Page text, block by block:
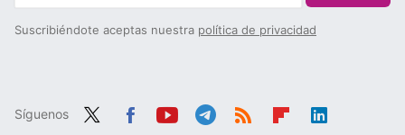
Suscribiéndote aceptas nuestra política de privacidad
Síguenos